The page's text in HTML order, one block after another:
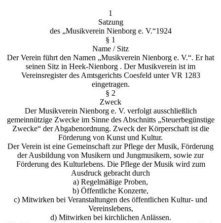
1
Satzung
des „Musikverein Nienborg e. V.“1924
§ 1
Name / Sitz
Der Verein führt den Namen „Musikverein Nienborg e. V.“. Er hat
seinen Sitz in Heek-Nienborg . Der Musikverein ist im
Vereinsregister des Amtsgerichts Coesfeld unter VR 1283
eingetragen.
§ 2
Zweck
Der Musikverein Nienborg e. V. verfolgt ausschließlich
gemeinnützige Zwecke im Sinne des Abschnitts „Steuerbegünstige
Zwecke“ der Abgabenordnung. Zweck der Körperschaft ist die
Förderung von Kunst und Kultur.
Der Verein ist eine Gemeinschaft zur Pflege der Musik, Förderung
der Ausbildung von Musikern und Jungmusikern, sowie zur
Förderung des Kulturlebens. Die Pflege der Musik wird zum
Ausdruck gebracht durch
a) Regelmäßige Proben,
b) Öffentliche Konzerte,
c) Mitwirken bei Veranstaltungen des öffentlichen Kultur- und
Vereinslebens,
d) Mitwirken bei kirchlichen Anlässen.